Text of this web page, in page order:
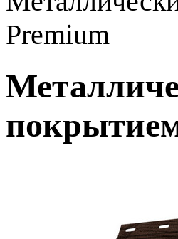
Premium